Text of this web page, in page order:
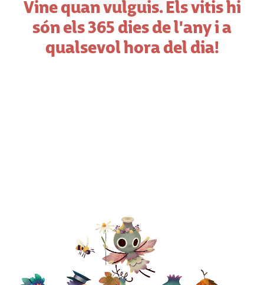
Vine quan vulguis. Els vitis hi
són els 365 dies de l'any i a
qualsevol hora del dia!